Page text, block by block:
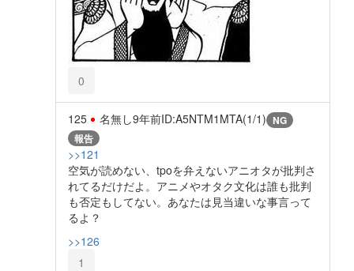
0
125 名無し9年前ID:A5NTM1MTA(1/1) NG
報告
>>121
空気が読めない、tpoを弁えないアニオタが批判さ
れてるだけだよ。アニメやオタク文化は誰も批判
も否定もしてない。あなたは見当違いな事言って
るよ？
>>126
1